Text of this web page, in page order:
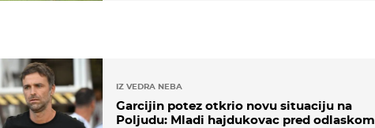
IZ VEDRA NEBA
Garcijin potez otkrio novu situaciju na
Poljudu: Mladi hajdukovac pred odlaskom